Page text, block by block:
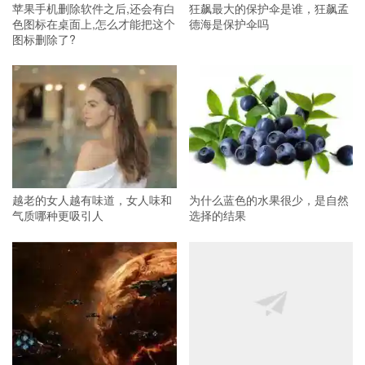
苹果手机删除软件之后,还会有白
色图标在桌面上,怎么才能把这个
图标删除了?
狂飙最大的保护伞是谁，狂飙孟
德海是保护伞吗
越老的女人越有味道，女人味和
气质哪种更吸引人
为什么蓝色的水果很少，是自然
选择的结果